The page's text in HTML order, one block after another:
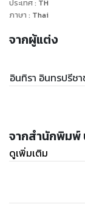
ประเทศ: TH
ภาษา : Thai
จากผู้แต่ง
อินทิรา อินทรปรีช
จากสำนักพิมพ์
ดูเพิ่มเติม